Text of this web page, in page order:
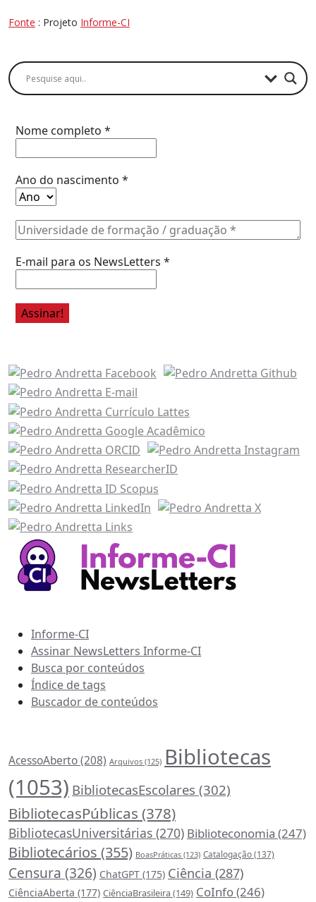
Fonte : Projeto Informe-CI
Nome completo *
Ano do nascimento *
E-mail para os NewsLetters *
Informe-CI
Assinar NewsLetters Informe-CI
Busca por conteúdos
Índice de tags
Buscador de conteúdos
AcessoAberto(208) Arquivos (125) Bibliotecas
(1053) BibliotecasEscolares (302)
BibliotecasPúblicas (378)
BibliotecasUniversitárias (270) Biblioteconomia (247)
Bibliotecários (355) BoasPráticas (123) Catalogação(137)
Censura (326) ChatGPT (175) Ciência (287)
CiênciaAberta (177) CiênciaBrasileira (149) CoInfo(246)